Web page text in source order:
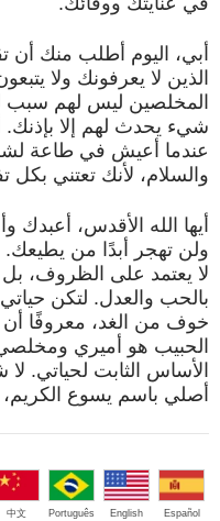
أبي، اليوم أطلب منك أن
الذين لا يعرفونك ولا
المخلصين ليس لهم سبب
شيء يحدث لهم إلا بإذنك.
عندما أعيش في طاعة
والسلام، لأنك تعتني
أيها الله الأقدس،
ولن تهجر أبدًا من يطيعك.
لا يعتمد على الظروف،
بالحب والعدل. لتكن
خوف من الغد، معروفًا
الحبيب هو أميري
الأساس الثابت لحياتي.
أصلي باسم يسوع
Español
English
Português
中文